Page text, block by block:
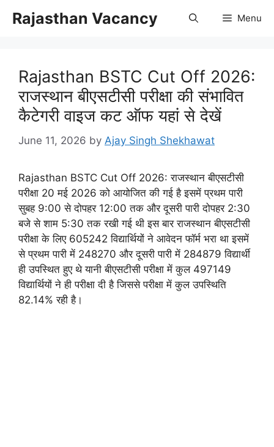
Rajasthan Vacancy Menu
Rajasthan BSTC Cut Off 2026:
राजस्थान बीएसटीसी परीक्षा की संभावित
कैटेगरी वाइज कट ऑफ यहां से देखें
June 11, 2026 by Ajay Singh Shekhawat
Rajasthan BSTC Cut Off 2026: राजस्थान बीएसटीसी
परीक्षा 20 मई 2026 को आयोजित की गई है इसमें प्रथम पारी
सुबह 9:00 से दोपहर 12:00 तक और दूसरी पारी दोपहर 2:30
बजे से शाम 5:30 तक रखी गई थी इस बार राजस्थान बीएसटीसी
परीक्षा के लिए 605242 विद्यार्थियों ने आवेदन फॉर्म भरा था इसमें
से प्रथम पारी में 248270 और दूसरी पारी में 284879 विद्यार्थी
ही उपस्थित हुए थे यानी बीएसटीसी परीक्षा में कुल 497149
विद्यार्थियों ने ही परीक्षा दी है जिससे परीक्षा में कुल उपस्थिति
82.14% रही है।